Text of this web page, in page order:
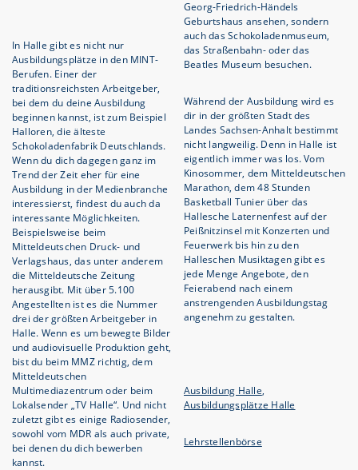
In Halle gibt es nicht nur
Ausbildungsplätze in den MINT-
Berufen. Einer der
traditionsreichsten Arbeitgeber,
bei dem du deine Ausbildung
beginnen kannst, ist zum Beispiel
Halloren, die älteste
Schokoladenfabrik Deutschlands.
Wenn du dich dagegen ganz im
Trend der Zeit eher für eine
Ausbildung in der Medienbranche
interessierst, findest du auch da
interessante Möglichkeiten.
Beispielsweise beim
Mitteldeutschen Druck- und
Verlagshaus, das unter anderem
die Mitteldeutsche Zeitung
herausgibt. Mit über 5.100
Angestellten ist es die Nummer
drei der größten Arbeitgeber in
Halle. Wenn es um bewegte Bilder
und audiovisuelle Produktion geht,
bist du beim MMZ richtig, dem
Mitteldeutschen
Multimediazentrum oder beim
Lokalsender „TV Halle“. Und nicht
zuletzt gibt es einige Radiosender,
sowohl vom MDR als auch private,
bei denen du dich bewerben
kannst.
Georg-Friedrich-Händels
Geburtshaus ansehen, sondern
auch das Schokoladenmuseum,
das Straßenbahn- oder das
Beatles Museum besuchen.
Während der Ausbildung wird es
dir in der größten Stadt des
Landes Sachsen-Anhalt bestimmt
nicht langweilig. Denn in Halle ist
eigentlich immer was los. Vom
Kinosommer, dem Mitteldeutschen
Marathon, dem 48 Stunden
Basketball Tunier über das
Hallesche Laternenfest auf der
Peißnitzinsel mit Konzerten und
Feuerwerk bis hin zu den
Halleschen Musiktagen gibt es
jede Menge Angebote, den
Feierabend nach einem
anstrengenden Ausbildungstag
angenehm zu gestalten.
Ausbildung Halle,
Ausbildungsplätze Halle
Lehrstellenbörse